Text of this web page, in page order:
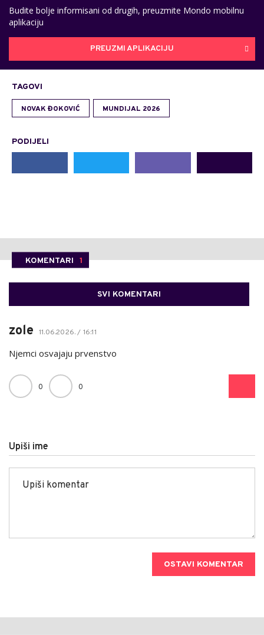
Budite bolje informisani od drugih, preuzmite Mondo mobilnu
aplikaciju
PREUZMI APLIKACIJU
TAGOVI
NOVAK ĐOKOVIĆ MUNDIJAL 2026
PODIJELI
KOMENTARI 1
SVI KOMENTARI
zole 11.06.2026. / 16:11
Njemci osvajaju prvenstvo
0 0
Upiši ime
OSTAVI KOMENTAR